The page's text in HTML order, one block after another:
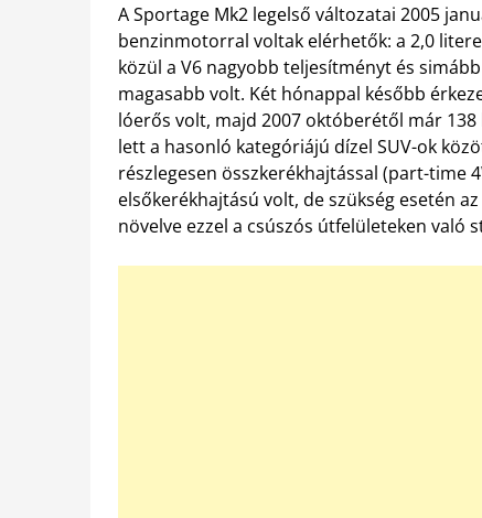
A Sportage Mk2 legelső változatai 2005
benzinmotorral voltak elérhetők: a 2,0
közül a V6 nagyobb teljesítményt és
magasabb volt. Két hónappal később
lóerős volt, majd 2007 októberétől már
lett a hasonló kategóriájú dízel SUV-ok
részlegesen összkerékhajtással (part-time
elsőkerékhajtású volt, de szükség esetén
növelve ezzel a csúszós útfelületeken való